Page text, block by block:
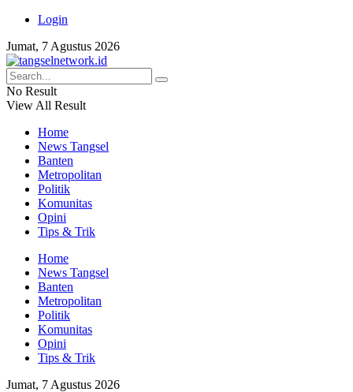
Login
Jumat, 7 Agustus 2026
No Result
View All Result
Home
News Tangsel
Banten
Metropolitan
Politik
Komunitas
Opini
Tips & Trik
Home
News Tangsel
Banten
Metropolitan
Politik
Komunitas
Opini
Tips & Trik
Jumat, 7 Agustus 2026